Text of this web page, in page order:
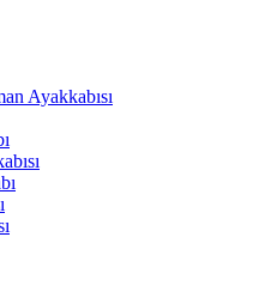
Ayakkabısı